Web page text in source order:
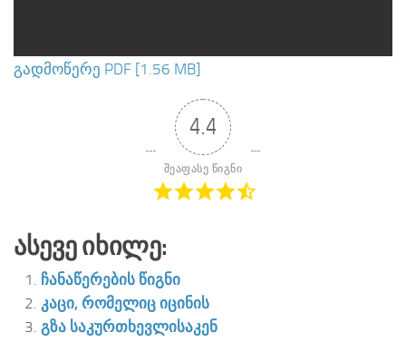
გადმოწერე PDF [1.56 MB]
4.4
შეაფასე წიგნი
Ასევე Იხილე:
ჩანაწერების წიგნი
კაცი, რომელიც იცინის
გზა საკურთხევლისაკენ